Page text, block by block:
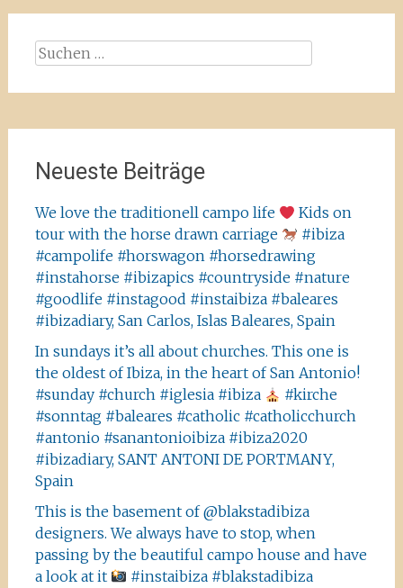
Suchen
Neueste Beiträge
We love the traditionell campo life
Kids on
tour with the horse drawn carriage
#ibiza
#campolife #horswagon #horsedrawing
#instahorse #ibizapics #countryside #nature
#goodlife #instagood #instaibiza #baleares
#ibizadiary, San Carlos, Islas Baleares, Spain
In sundays it’s all about churches. This one is
the oldest of Ibiza, in the heart of San Antonio!
#sunday #church #iglesia #ibiza
#kirche
#sonntag #baleares #catholic #catholicchurch
#antonio #sanantonioibiza #ibiza2020
#ibizadiary, SANT ANTONI DE PORTMANY,
Spain
This is the basement of @blakstadibiza
designers. We always have to stop, when
passing by the beautiful campo house and have
a look at it
#instaibiza #blakstadibiza